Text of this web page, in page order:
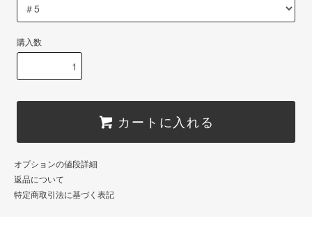
購入数
カートに入れる
オプションの値段詳細
返品について
特定商取引法に基づく表記